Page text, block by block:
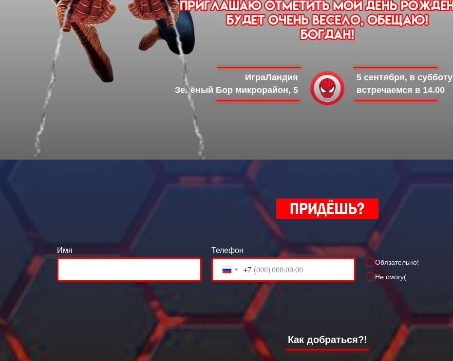
ИграЛандия
Зелёный Бор микрорайон, 5
5 сентября, в субботу
встречаемся в 14.00
Имя Телефон
+7
Обязательно!
Не смогу(
Как добраться?!